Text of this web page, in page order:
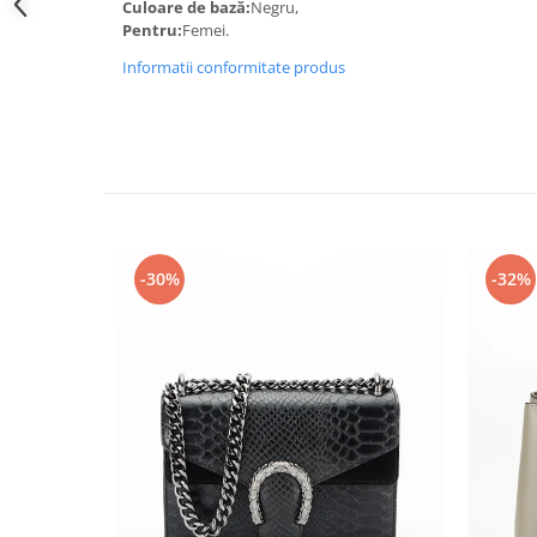
Culoare de bază:Negru,
Pentru:Femei.
Informatii conformitate produs
-30% -32%